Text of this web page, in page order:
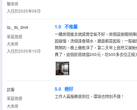
雙床房
入住於2025年08月
SL_IN_SHA
家庭旅遊
大床房
入住於2025年10月
1.0 不推薦
一樓房間進去就感覺空氣不好，房間設施簡陋
超級慢，洗個澡會積水，牆面都是起殼，一股
鬧鬧的，晚上撤乾淨了，第二天早上居然又開
費了。這個民宿就值200元，花500多去住正經
訪客
家庭旅遊
大床房
5.0 極好
工作人員服務很到位，環境也特別不錯！